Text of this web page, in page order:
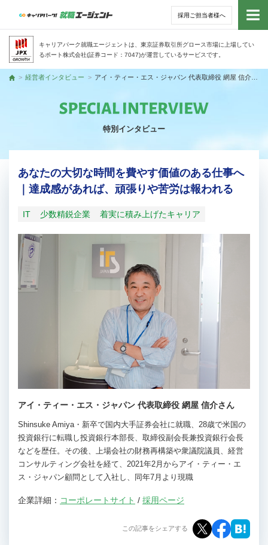
採用ご担当者様へ
キャリアパーク就職エージェントは、東京証券取引所グロース市場に上場してい
るポート株式会社(証券コード：7047)が運営しているサービスです。
トッ
サー
トップ
経営者インタビュー
特別インタビュー
あなたの大切な時間を費やす価値のある仕事へ
｜達成感があれば、頑張りや苦労は報われる
IT 少数精鋭企業 着実に積み上げたキャリア
アイ・ティー・エス・ジャパン 代表取締役 網屋 信介さん
Shinsuke Amiya・新卒で国内大手証券会社に就職、28歳で米国の
投資銀行に転職し投資銀行本部長、取締役副会長兼投資銀行会長
などを歴任。その後、上場会社の財務再構築や衆議院議員、経営
コンサルティング会社を経て、2021年2月からアイ・ティー・エ
ス・ジャパン顧問として入社し、同年7月より現職
企業詳細： コーポレートサイト / 採用ページ
この記事をシェアする